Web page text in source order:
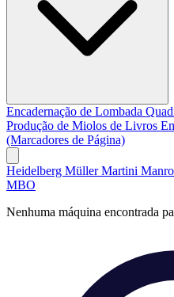
Encadernação de Lombada
Produção de Miolos de Livros
(Marcadores de Página)
Heidelberg Müller Martini
MBO
Nenhuma máquina encontrada